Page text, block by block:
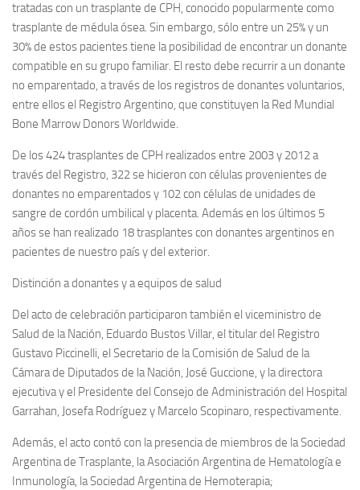
tratadas con un trasplante de CPH, conocido popularmente como
trasplante de médula ósea. Sin embargo, sólo entre un 25% y un
30% de estos pacientes tiene la posibilidad de encontrar un donante
compatible en su grupo familiar. El resto debe recurrir a un donante
no emparentado, a través de los registros de donantes voluntarios,
entre ellos el Registro Argentino, que constituyen la Red Mundial
Bone Marrow Donors Worldwide.
De los 424 trasplantes de CPH realizados entre 2003 y 2012 a
través del Registro, 322 se hicieron con células provenientes de
donantes no emparentados y 102 con células de unidades de
sangre de cordón umbilical y placenta. Además en los últimos 5
años se han realizado 18 trasplantes con donantes argentinos en
pacientes de nuestro país y del exterior.
Distinción a donantes y a equipos de salud
Del acto de celebración participaron también el viceministro de
Salud de la Nación, Eduardo Bustos Villar, el titular del Registro
Gustavo Piccinelli, el Secretario de la Comisión de Salud de la
Cámara de Diputados de la Nación, José Guccione, y la directora
ejecutiva y el Presidente del Consejo de Administración del Hospital
Garrahan, Josefa Rodríguez y Marcelo Scopinaro, respectivamente.
Además, el acto contó con la presencia de miembros de la Sociedad
Argentina de Trasplante, la Asociación Argentina de Hematología e
Inmunología, la Sociedad Argentina de Hemoterapia;